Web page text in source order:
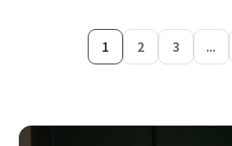
1 2 3 ...